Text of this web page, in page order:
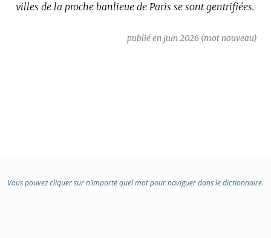
villes de la proche banlieue de Paris se sont gentrifiées.
publié en juin 2026 (mot nouveau)
Vous pouvez cliquer sur n’importe quel mot pour naviguer dans le dictionnaire.